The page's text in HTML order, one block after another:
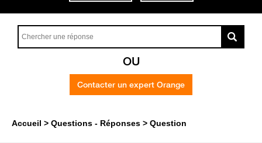
OU
Contacter un expert Orange
Accueil Questions - Réponses Question